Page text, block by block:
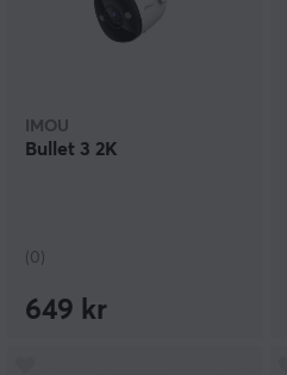
IMOU
Bullet 3 2K
(0)
649 kr